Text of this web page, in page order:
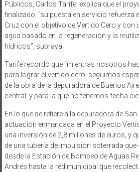
Públicos, Carlos Tarife, explica que el
finalizado, “su puesta en servicio refuerza
Cruz con el objetivo de Vertido Cero y con
agua basado en la regeneración y la
hídricos”, subraya.
Tarife recordó que “mientras nosotros
para lograr el vertido cero, seguimos
de la obra de la depuradora de Buenos
central, y para la que no tenemos fecha
En lo que se refiere a la depuradora de
actuación enmarcada en el Proyecto
una inversión de 2,8 millones de euros, y
de una tubería de impulsión soterrada
desde la Estación de Bombeo de Aguas
Andrés hasta la red municipal que